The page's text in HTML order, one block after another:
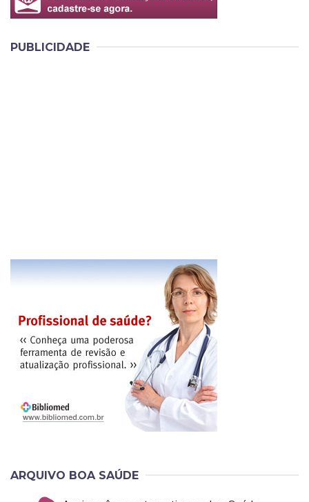
PUBLICIDADE
ARQUIVO BOA SAÚDE